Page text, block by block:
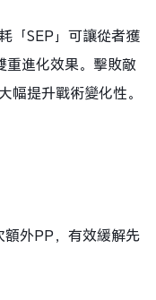
「SEP」可讓從者獲
重進化效果。擊敗敵
幅提升戰術變化性。
額外PP，有效緩解先